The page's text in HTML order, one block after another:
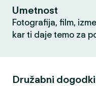
Umetnost
Fotografija, film,
kar ti daje temo za
Družabni dogodki